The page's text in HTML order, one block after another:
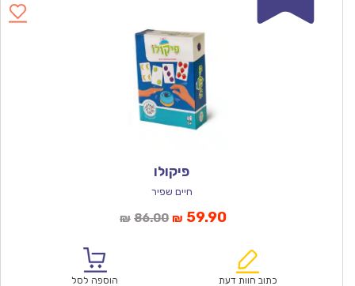
פיקולו
חיים שפיר
₪ 86.00המחיר
₪86.00.
₪ 59.90המחיר
הוא:
כתוב חוות דעת הוספה לסל